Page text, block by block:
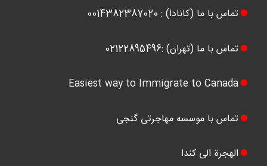
تماس با ما (کانادا) : 0014382387020
تماس با ما (تهران) :02122895496
Easiest way to Immigrate to Canada
تماس با موسسه مهاجرتی گنجی
الهجرة الی کندا